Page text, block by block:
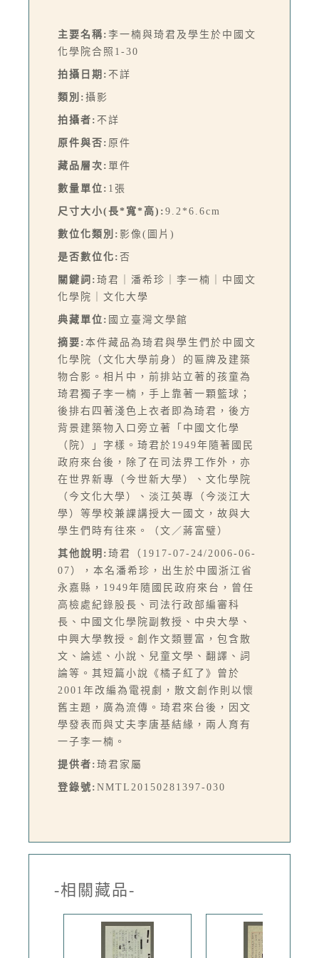
主要名稱: 李一楠與琦君及學生於中國文
化學院合照1-30
拍攝日期: 不詳
類別: 攝影
拍攝者: 不詳
原件與否: 原件
藏品層次: 單件
數量單位: 1張
尺寸大小(長*寬*高): 9.2*6.6cm
數位化類別: 影像(圖片)
是否數位化: 否
關鍵詞: 琦君｜潘希珍｜李一楠｜中國文
化學院｜文化大學
典藏單位: 國立臺灣文學館
摘要: 本件藏品為琦君與學生們於中國文
化學院（文化大學前身）的匾牌及建築
物合影。相片中，前排站立著的孩童為
琦君獨子李一楠，手上靠著一顆籃球；
後排右四著淺色上衣者即為琦君，後方
背景建築物入口旁立著「中國文化學
（院）」字樣。琦君於1949年隨著國民
政府來台後，除了在司法界工作外，亦
在世界新專（今世新大學）、文化學院
（今文化大學）、淡江英專（今淡江大
學）等學校兼課講授大一國文，故與大
學生們時有往來。（文／蔣富璧）
其他說明: 琦君（1917-07-24/2006-06-
07），本名潘希珍，出生於中國浙江省
永嘉縣，1949年隨國民政府來台，曾任
高檢處紀錄股長、司法行政部編審科
長、中國文化學院副教授、中央大學、
中興大學教授。創作文類豐富，包含散
文、論述、小說、兒童文學、翻譯、詞
論等。其短篇小說《橘子紅了》曾於
2001年改編為電視劇，散文創作則以懷
舊主題，廣為流傳。琦君來台後，因文
學發表而與丈夫李唐基結緣，兩人育有
一子李一楠。
提供者: 琦君家屬
登錄號: NMTL20150281397-030
-相關藏品-